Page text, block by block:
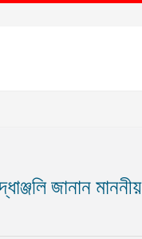
জানান মাননীয়